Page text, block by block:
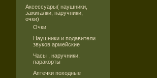
Аксессуары( наушники,
зажигалки, наручники,
очки)
Очки
Наушники и подавители
звуков армейские
Часы , наручники,
паракорты
Аптечки походные